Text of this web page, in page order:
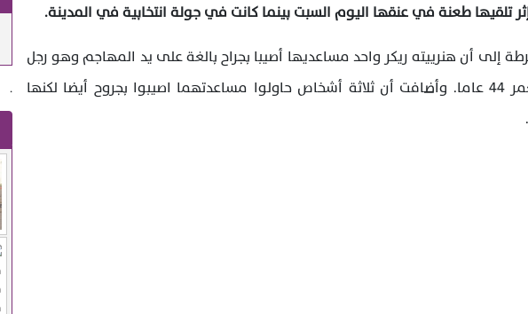
إثر تلقيها طعنة في عنقها اليوم السبت بينما كانت في جولة انتخابية في المدينة.
إلى أن هنرييته ريكر واحد مساعديها أصيبا بجراح بالغة على يد المهاجم وهو رجل
يبلغ من العمر 44 عاما. وأضافت أن ثلاثة أشخاص حاولوا مساعدتهما اصيبوا بجروح أيضا لكنها
.